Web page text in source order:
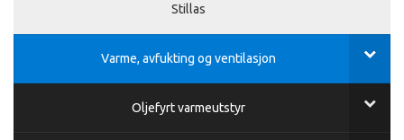
Stillas
Varme, avfukting og ventilasjon
Oljefyrt varmeutstyr